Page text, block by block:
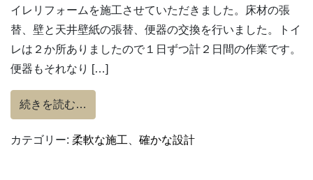
イレリフォームを施工させていただきました。床材の張
替、壁と天井壁紙の張替、便器の交換を行いました。トイ
レは２か所ありましたので１日ずつ計２日間の作業です。
便器もそれなり […]
続きを読む…
カテゴリー: 柔軟な施工 確かな設計